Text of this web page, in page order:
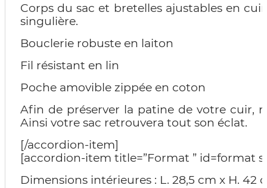
Corps du sac et bretelles ajustables en
singulière.
Bouclerie robuste en laiton
Fil résistant en lin
Poche amovible zippée en coton
Afin de préserver la patine de votre cuir,
Ainsi votre sac retrouvera tout son éclat.
[/accordion-item]
[accordion-item title=”Format ” id=format
Dimensions intérieures : L. 28,5 cm x H. 42